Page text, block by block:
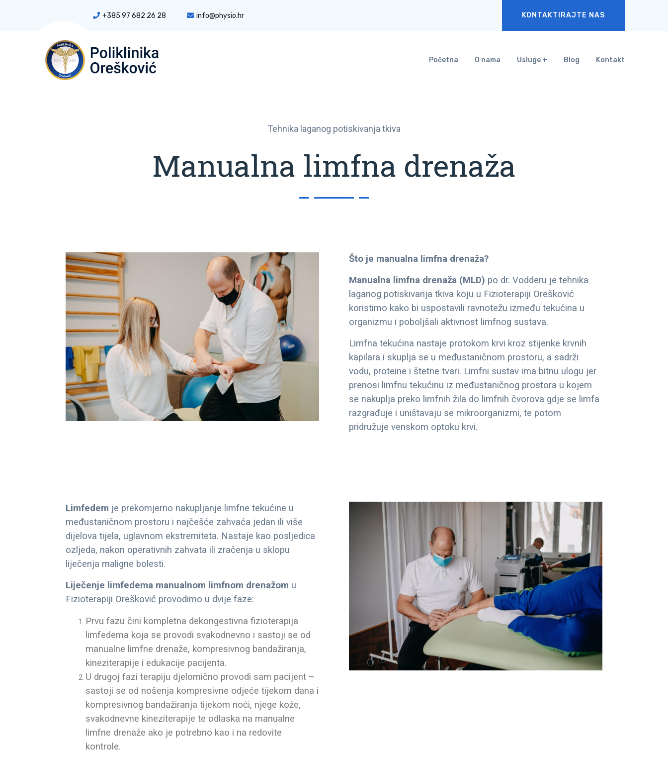
+385 97 682 26 28 info@physio.hr KONTAKTIRAJTE NAS
Početna O nama Usluge Blog Kontakt
Tehnika laganog potiskivanja tkiva
Manualna limfna drenaža
Što je manualna limfna drenaža?
Manualna limfna drenaža (MLD) po dr. Vodderu je tehnika
laganog potiskivanja tkiva koju u Fizioterapiji Orešković
koristimo kako bi uspostavili ravnotežu između tekućina u
organizmu i poboljšali aktivnost limfnog sustava.
Limfna tekućina nastaje protokom krvi kroz stijenke krvnih
kapilara i skuplja se u međustaničnom prostoru, a sadrži
vodu, proteine i štetne tvari. Limfni sustav ima bitnu ulogu jer
prenosi limfnu tekućinu iz međustaničnog prostora u kojem
se nakuplja preko limfnih žila do limfnih čvorova gdje se limfa
razgrađuje i uništavaju se mikroorganizmi, te potom
pridružuje venskom optoku krvi.
Limfedem je prekomjerno nakupljanje limfne tekućine u
međustaničnom prostoru i najčešće zahvaća jedan ili više
dijelova tijela, uglavnom ekstremiteta. Nastaje kao posljedica
ozljeda, nakon operativnih zahvata ili zračenja u sklopu
liječenja maligne bolesti.
Liječenje limfedema manualnom limfnom drenažom u
Fizioterapiji Orešković provodimo u dvije faze:
Prvu fazu čini kompletna dekongestivna fizioterapija
limfedema koja se provodi svakodnevno i sastoji se od
manualne limfne drenaže, kompresivnog bandažiranja,
kineziterapije i edukacije pacijenta.
U drugoj fazi terapiju djelomično provodi sam pacijent –
sastoji se od nošenja kompresivne odjeće tijekom dana i
kompresivnog bandažiranja tijekom noći, njege kože,
svakodnevne kineziterapije te odlaska na manualne
limfne drenaže ako je potrebno kao i na redovite
kontrole.